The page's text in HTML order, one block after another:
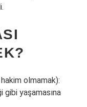
olmamak):
gibi yaşamasına